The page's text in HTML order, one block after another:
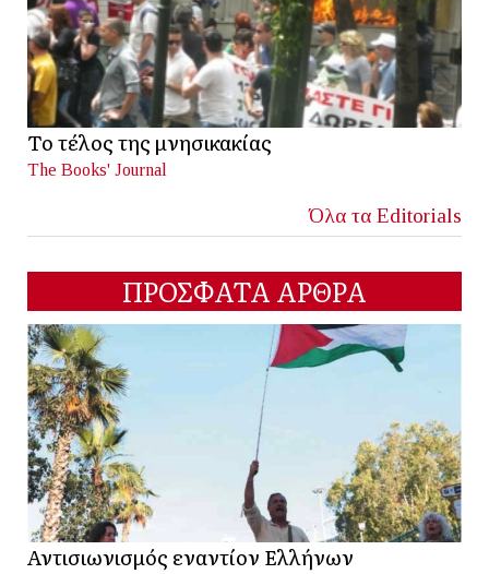
Το τέλος της μνησικακίας
The Books' Journal
Όλα τα Editorials
ΠΡΟΣΦΑΤΑ ΑΡΘΡΑ
Αντισιωνισμός εναντίον Ελλήνων